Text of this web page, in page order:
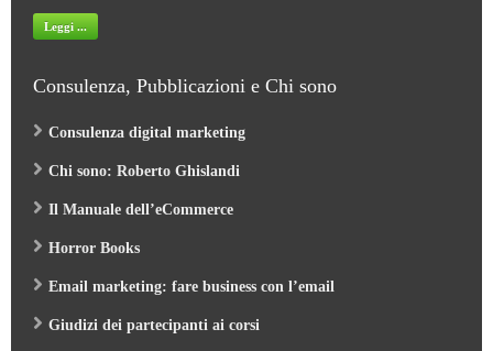
Leggi ...
Consulenza, Pubblicazioni e Chi sono
Consulenza digital marketing
Chi sono: Roberto Ghislandi
Il Manuale dell’eCommerce
Horror Books
Email marketing: fare business con l’email
Giudizi dei partecipanti ai corsi